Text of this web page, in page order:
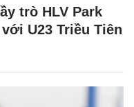
trò HLV Park
U23 Triều Tiên